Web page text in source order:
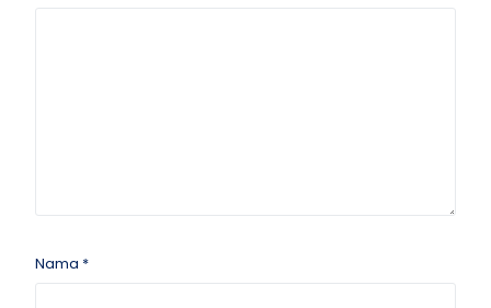
Nama *